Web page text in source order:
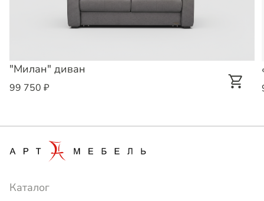
"Милан" диван
99 750 ₽
Каталог